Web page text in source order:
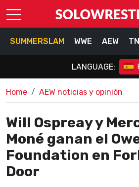
SUMMERSLAM WWE AEW
LANGUAGE:
Home AEW noticias y opinión
Will Ospreay y
Moné ganan el
Foundation en
Door